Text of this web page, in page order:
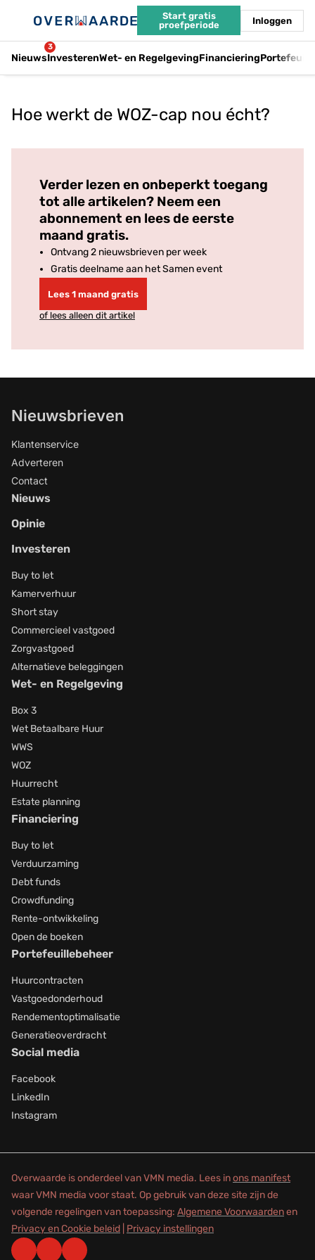
Start gratis
proefperiode
Inloggen
Nieuws
3
InvesterenWet- en RegelgevingFinanciering
Hoe werkt de WOZ-cap nou écht?
Verder lezen en onbeperkt toegang
tot alle artikelen? Neem een
abonnement en lees de eerste
maand gratis.
Ontvang 2 nieuwsbrieven per week
Gratis deelname aan het Samen event
Lees 1 maand gratis
of lees alleen dit artikel
Nieuwsbrieven
Klantenservice
Adverteren
Contact
Nieuws
Opinie
Investeren
Buy to let
Kamerverhuur
Short stay
Commercieel vastgoed
Zorgvastgoed
Alternatieve beleggingen
Wet- en Regelgeving
Box 3
Wet Betaalbare Huur
WWS
WOZ
Huurrecht
Estate planning
Financiering
Buy to let
Verduurzaming
Debt funds
Crowdfunding
Rente-ontwikkeling
Open de boeken
Portefeuillebeheer
Huurcontracten
Vastgoedonderhoud
Rendementoptimalisatie
Generatieoverdracht
Social media
Facebook
LinkedIn
Instagram
Overwaarde is onderdeel van VMN media. Lees inons manifest
waar VMN media voor staat. Op gebruik van deze site zijn de
volgende regelingen van toepassing: Algemene Voorwaardenen
Privacy en Cookie beleid Privacy instellingen